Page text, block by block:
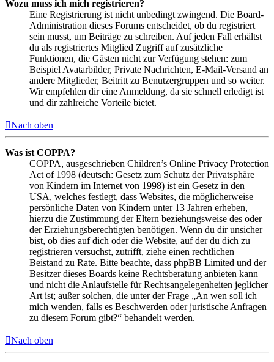
Wozu muss ich mich registrieren?
Eine Registrierung ist nicht unbedingt zwingend. Die Board-
Administration dieses Forums entscheidet, ob du registriert
sein musst, um Beiträge zu schreiben. Auf jeden Fall erhältst
du als registriertes Mitglied Zugriff auf zusätzliche
Funktionen, die Gästen nicht zur Verfügung stehen: zum
Beispiel Avatarbilder, Private Nachrichten, E-Mail-Versand an
andere Mitglieder, Beitritt zu Benutzergruppen und so weiter.
Wir empfehlen dir eine Anmeldung, da sie schnell erledigt ist
und dir zahlreiche Vorteile bietet.
Nach oben
Was ist COPPA?
COPPA, ausgeschrieben Children’s Online Privacy Protection
Act of 1998 (deutsch: Gesetz zum Schutz der Privatsphäre
von Kindern im Internet von 1998) ist ein Gesetz in den
USA, welches festlegt, dass Websites, die möglicherweise
persönliche Daten von Kindern unter 13 Jahren erheben,
hierzu die Zustimmung der Eltern beziehungsweise des oder
der Erziehungsberechtigten benötigen. Wenn du dir unsicher
bist, ob dies auf dich oder die Website, auf der du dich zu
registrieren versuchst, zutrifft, ziehe einen rechtlichen
Beistand zu Rate. Bitte beachte, dass phpBB Limited und der
Besitzer dieses Boards keine Rechtsberatung anbieten kann
und nicht die Anlaufstelle für Rechtsangelegenheiten jeglicher
Art ist; außer solchen, die unter der Frage „An wen soll ich
mich wenden, falls es Beschwerden oder juristische Anfragen
zu diesem Forum gibt?“ behandelt werden.
Nach oben